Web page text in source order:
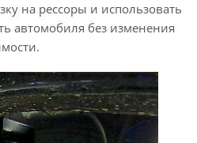
на рессоры и использовать
автомобиля без изменения